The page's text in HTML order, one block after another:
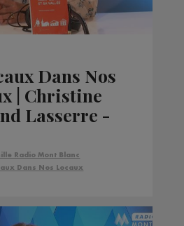
Dans Nos
| Christine
Lasserre -
et sa Vallée
Radio Mont Blanc
Dans Nos Locaux